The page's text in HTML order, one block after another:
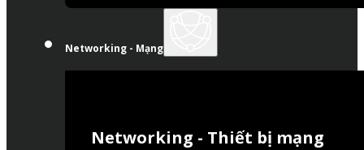
Networking - Mạng
Networking - Thiết bị mạng